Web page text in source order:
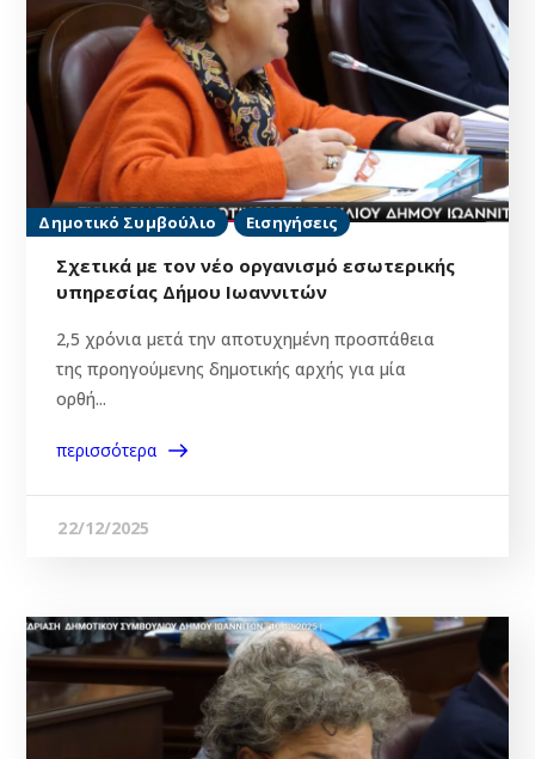
Δημοτικό Συμβούλιο Εισηγήσεις
Σχετικά με τον νέο οργανισμό εσωτερικής
υπηρεσίας Δήμου Ιωαννιτών
2,5 χρόνια μετά την αποτυχημένη προσπάθεια
της προηγούμενης δημοτικής αρχής για μία
ορθή...
περισσότερα
22/12/2025